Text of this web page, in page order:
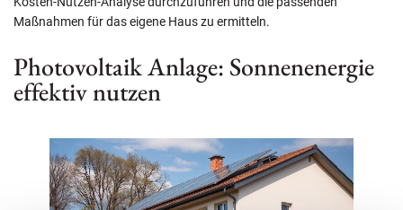
Maßnahmen für das eigene Haus zu ermitteln.
Photovoltaik Anlage: Sonnenenergie
effektiv nutzen